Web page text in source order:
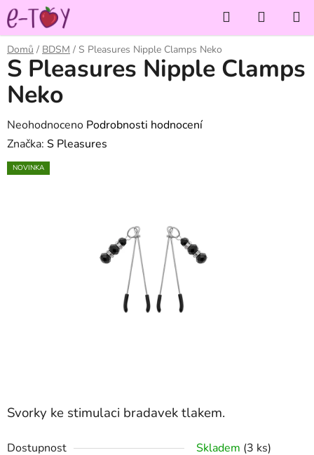
Přejít
na
obsah
Hledat
KOŠÍK
Domů / BDSM / S Pleasures Nipple Clamps Neko
Svorky ke stimulaci bradavek tlakem.
Dostupnost Skladem (3 ks)
S Pleasures Nipple Clamps
Neko
Průměrné
hodnocení
produktu
Neohodnoceno Podrobnosti hodnocení
Značka: S Pleasures
NOVINKA